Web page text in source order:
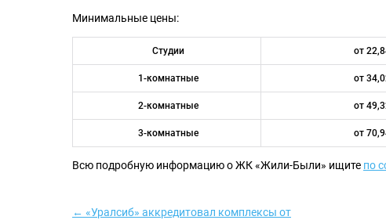
Минимальные цены:
Студии от
1-комнатные от
2-комнатные от
3-комнатные от
Всю подробную информацию о ЖК «Жили-Были» ищите по
← «Уралсиб» аккредитовал комплексы от